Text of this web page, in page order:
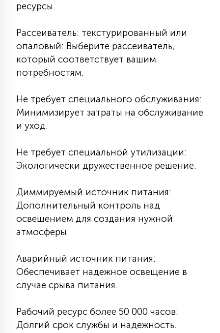
ресурсы.
Рассеиватель: текстурированный или
опаловый: Выберите рассеиватель,
который соответствует вашим
потребностям.
Не требует специального обслуживания:
Минимизирует затраты на обслуживание
и уход.
Не требует специальной утилизации:
Экологически дружественное решение.
Диммируемый источник питания:
Дополнительный контроль над
освещением для создания нужной
атмосферы.
Аварийный источник питания:
Обеспечивает надежное освещение в
случае срыва питания.
Рабочий ресурс более 50 000 часов:
Долгий срок службы и надежность.